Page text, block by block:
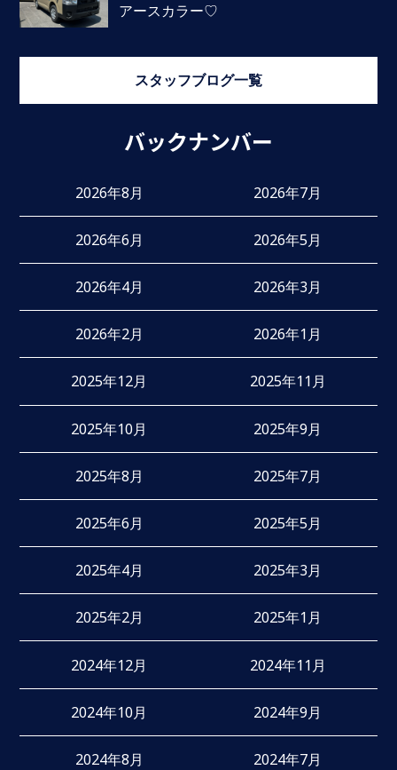
アースカラー♡
スタッフブログ一覧
バックナンバー
2026年8月 2026年7月
2026年6月 2026年5月
2026年4月 2026年3月
2026年2月 2026年1月
2025年12月 2025年11月
2025年10月 2025年9月
2025年8月 2025年7月
2025年6月 2025年5月
2025年4月 2025年3月
2025年2月 2025年1月
2024年12月 2024年11月
2024年10月 2024年9月
2024年8月 2024年7月